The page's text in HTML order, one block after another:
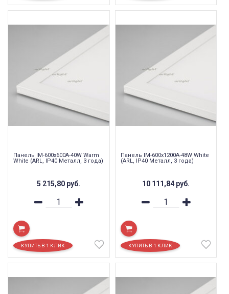
Панель IM-600x600A-40W Warm
White (ARL, IP40 Металл, 3 года)
5 215,80 руб.
Панель IM-600x1200A-48W White
(ARL, IP40 Металл, 3 года)
10 111,84 руб.